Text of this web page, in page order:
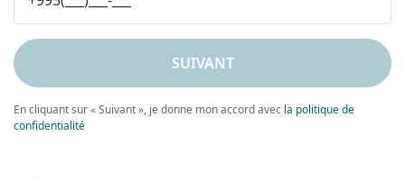
SUIVANT
En cliquant sur « Suivant », je donne mon accord avec la politique de
confidentialité